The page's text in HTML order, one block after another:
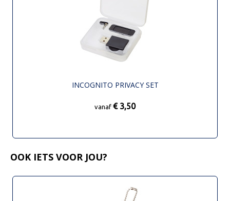
INCOGNITO PRIVACY SET
vanaf € 3,50
OOK IETS VOOR JOU?